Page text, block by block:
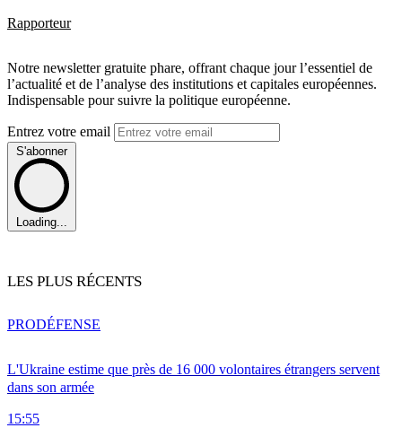
Rapporteur
Notre newsletter gratuite phare, offrant chaque jour l’essentiel de
l’actualité et de l’analyse des institutions et capitales européennes.
Indispensable pour suivre la politique européenne.
Entrez votre email
S'abonner
Loading...
LES PLUS RÉCENTS
L'Ukraine estime que près de 16 000 volontaires étrangers servent
dans son armée
15:55
PRODÉFENSE